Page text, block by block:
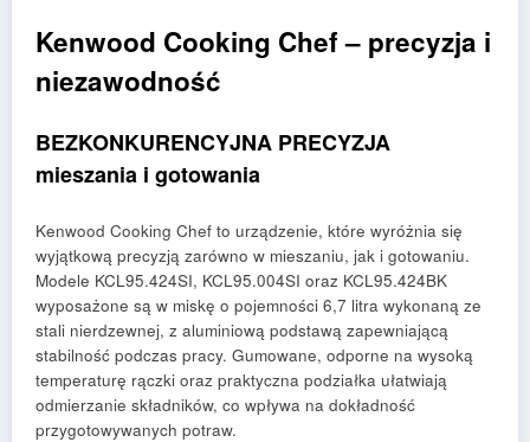
Kenwood Cooking Chef – precyzja i
niezawodność
BEZKONKURENCYJNA PRECYZJA
mieszania i gotowania
Kenwood Cooking Chef to urządzenie, które wyróżnia się
wyjątkową precyzją zarówno w mieszaniu, jak i gotowaniu.
Modele KCL95.424SI, KCL95.004SI oraz KCL95.424BK
wyposażone są w miskę o pojemności 6,7 litra wykonaną ze
stali nierdzewnej, z aluminiową podstawą zapewniającą
stabilność podczas pracy. Gumowane, odporne na wysoką
temperaturę rączki oraz praktyczna podziałka ułatwiają
odmierzanie składników, co wpływa na dokładność
przygotowywanych potraw.